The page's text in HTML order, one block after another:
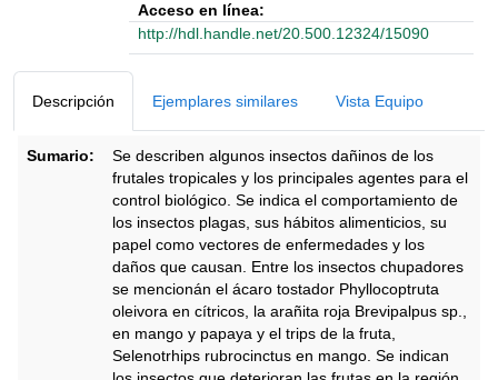
Acceso en línea:
http://hdl.handle.net/20.500.12324/15090
Descripción Ejemplares similares Vista Equipo
Sumario:
Se describen algunos insectos dañinos de los
frutales tropicales y los principales agentes para el
control biológico. Se indica el comportamiento de
los insectos plagas, sus hábitos alimenticios, su
papel como vectores de enfermedades y los
daños que causan. Entre los insectos chupadores
se mencionán el ácaro tostador Phyllocoptruta
oleivora en cítricos, la arañita roja Brevipalpus sp.,
en mango y papaya y el trips de la fruta,
Selenotrhips rubrocinctus en mango. Se indican